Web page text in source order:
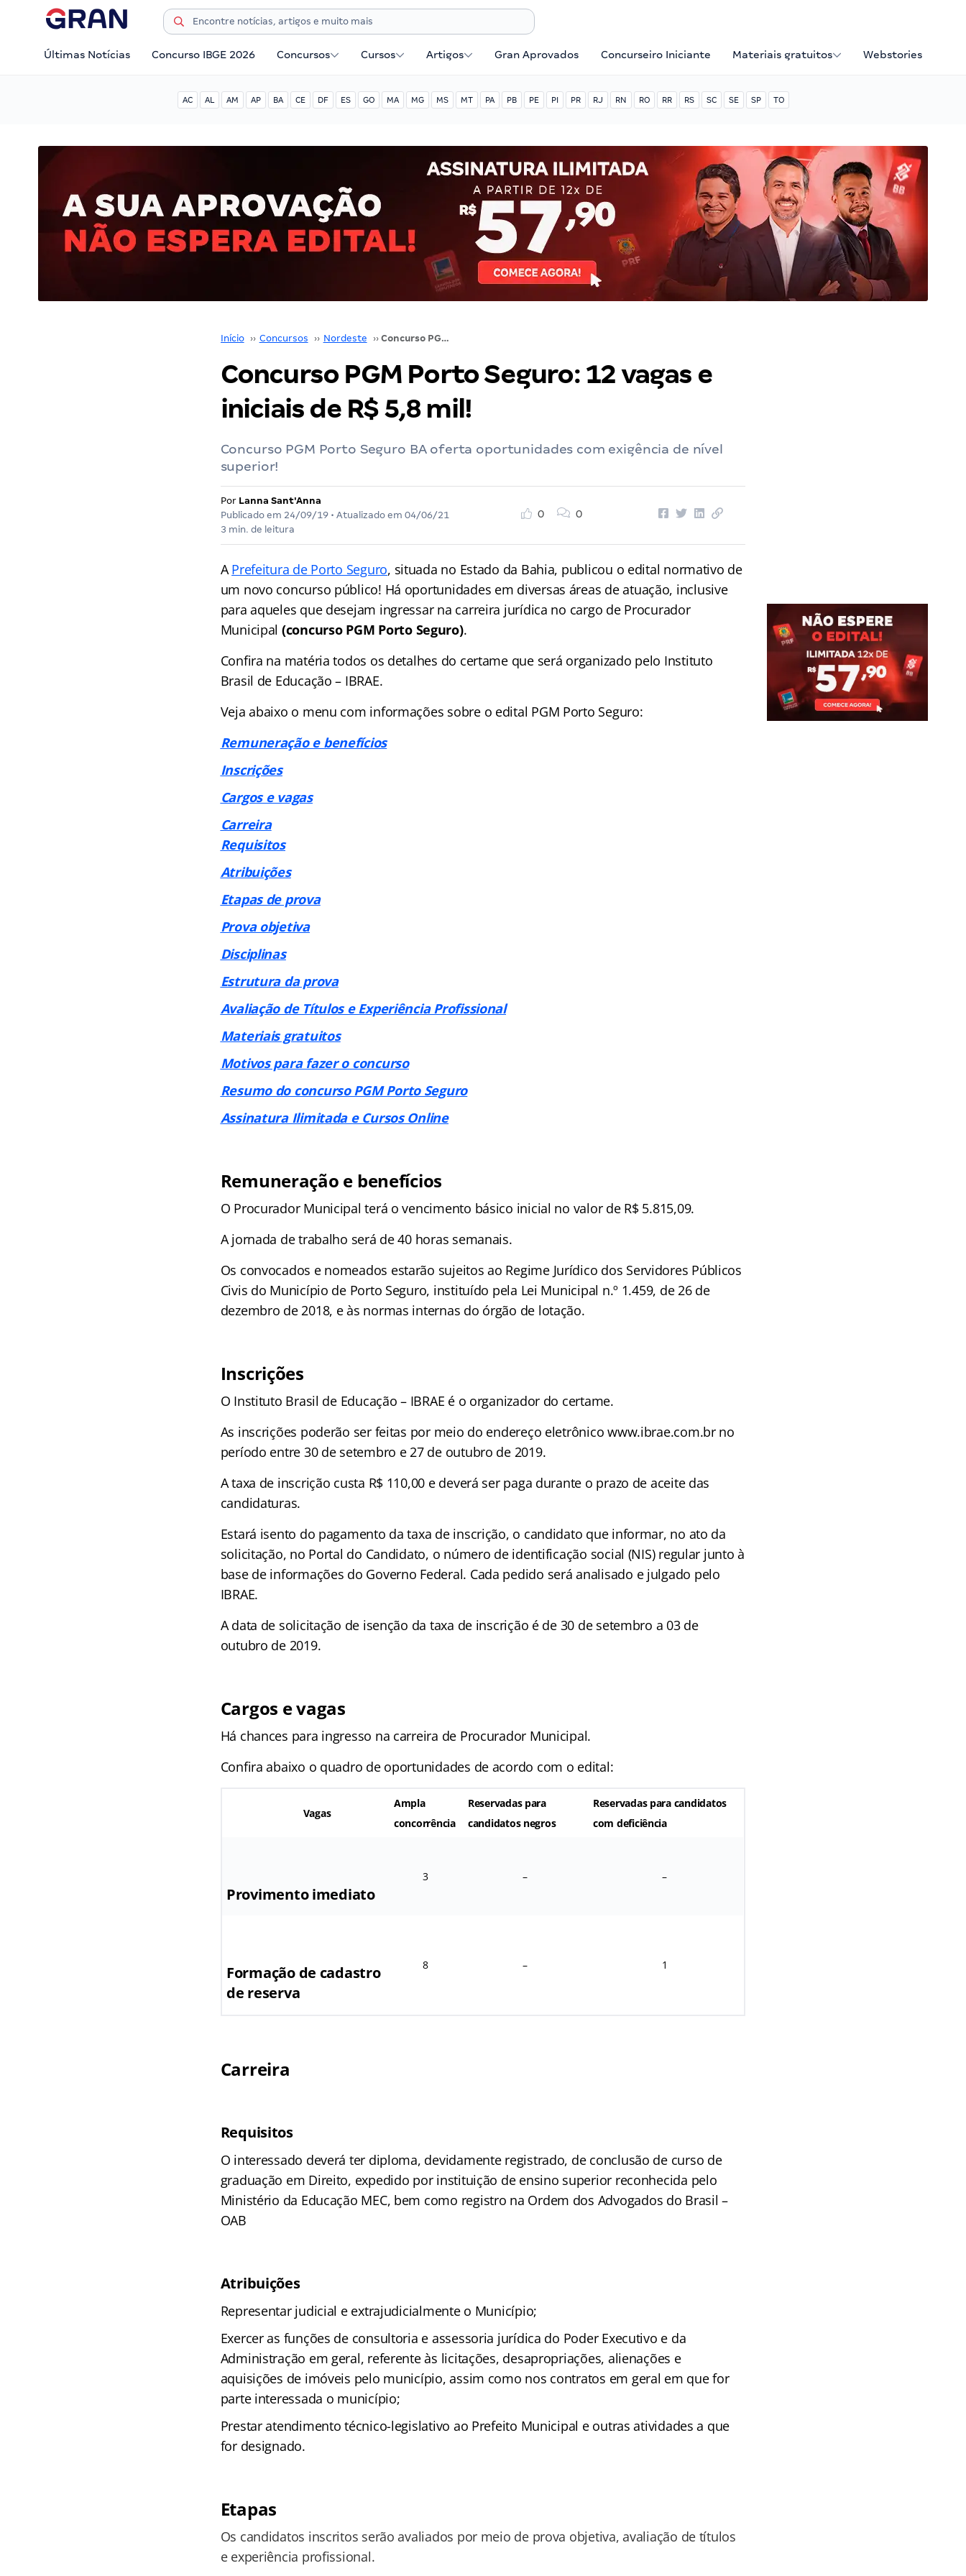
Últimas Notícias Concurso IBGE 2026 Concursos Cursos Artigos Gran Aprovados Concurseiro Iniciante Materiais gratuitos Webstories
AC AL AM AP BA CE DF ES GO MA MG MS MT PA PB PE PI PR RJ RN RO RR RS SC SE SP TO
Início ›› Concursos ›› Nordeste ›› Concurso PGM Porto Seguro: 12 vagas e iniciais de R$ 5,8 mil!
Concurso PGM Porto Seguro: 12 vagas e
iniciais de R$ 5,8 mil!
Concurso PGM Porto Seguro BA oferta oportunidades com exigência de nível
superior!
Por Lanna Sant'Anna
Publicado em 24/09/19• Atualizado em 04/06/21
3 min. de leitura
0 0
APrefeitura de Porto Seguro, situada no Estado da Bahia, publicou o edital normativo de
um novo concurso público! Há oportunidades em diversas áreas de atuação, inclusive
para aqueles que desejam ingressar na carreira jurídica no cargo de Procurador
Municipal (concurso PGM Porto Seguro).
Confira na matéria todos os detalhes do certame que será organizado pelo Instituto
Brasil de Educação – IBRAE.
Veja abaixo o menu com informações sobre o edital PGM Porto Seguro:
Remuneração e benefícios
Inscrições
Cargos e vagas
Carreira
Requisitos
Atribuições
Etapas de prova
Prova objetiva
Disciplinas
Estrutura da prova
Avaliação de Títulos e Experiência Profissional
Materiais gratuitos
Motivos para fazer o concurso
Resumo do concurso PGM Porto Seguro
Assinatura Ilimitada e Cursos Online
Remuneração e benefícios
O Procurador Municipal terá o vencimento básico inicial no valor de R$ 5.815,09.
A jornada de trabalho será de 40 horas semanais.
Os convocados e nomeados estarão sujeitos ao Regime Jurídico dos Servidores Públicos
Civis do Município de Porto Seguro, instituído pela Lei Municipal n.º 1.459, de 26 de
dezembro de 2018, e às normas internas do órgão de lotação.
Inscrições
O Instituto Brasil de Educação – IBRAE é o organizador do certame.
As inscrições poderão ser feitas por meio do endereço eletrônico www.ibrae.com.br no
período entre 30 de setembro e 27 de outubro de 2019.
A taxa de inscrição custa R$ 110,00 e deverá ser paga durante o prazo de aceite das
candidaturas.
Estará isento do pagamento da taxa de inscrição, o candidato que informar, no ato da
solicitação, no Portal do Candidato, o número de identificação social (NIS) regular junto à
base de informações do Governo Federal. Cada pedido será analisado e julgado pelo
IBRAE.
A data de solicitação de isenção da taxa de inscrição é de 30 de setembro a 03 de
outubro de 2019.
Cargos e vagas
Há chances para ingresso na carreira de Procurador Municipal.
Confira abaixo o quadro de oportunidades de acordo com o edital:
Vagas
Ampla
concorrência
Reservadas para
candidatos negros
Reservadas para candidatos
com deficiência
Provimento imediato
3 – –
Formação de cadastro
de reserva
8 – 1
Carreira
Requisitos
O interessado deverá ter diploma, devidamente registrado, de conclusão de curso de
graduação em Direito, expedido por instituição de ensino superior reconhecida pelo
Ministério da Educação MEC, bem como registro na Ordem dos Advogados do Brasil –
OAB
Atribuições
Representar judicial e extrajudicialmente o Município;
Exercer as funções de consultoria e assessoria jurídica do Poder Executivo e da
Administração em geral, referente às licitações, desapropriações, alienações e
aquisições de imóveis pelo município, assim como nos contratos em geral em que for
parte interessada o município;
Prestar atendimento técnico-legislativo ao Prefeito Municipal e outras atividades a que
for designado.
Etapas
Os candidatos inscritos serão avaliados por meio de prova objetiva, avaliação de títulos
e experiência profissional.